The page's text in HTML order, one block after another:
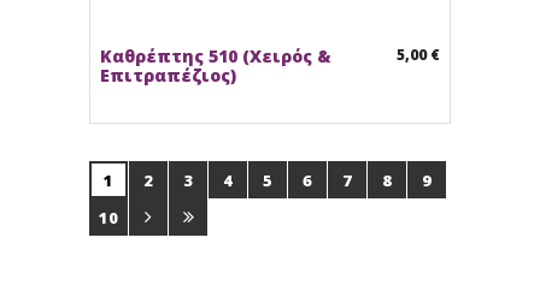
Καθρέπτης 510 (Χειρός &
Επιτραπέζιος)
5,00 €
1 2 3 4 5 6 7 8
9
10